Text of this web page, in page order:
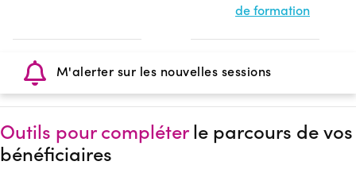
de formation
M'alerter sur les nouvelles sessions
Outils pour compléterle parcours de vos
bénéficiaires